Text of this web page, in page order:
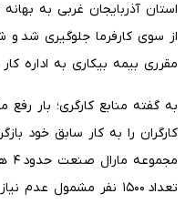
استان آذربایجان غربی به
از سوی کارفرما جلوگیری شد و
مقرری بیمه بیکاری به اداره
به گفته منابع کارگری؛ بار رفع
کارگران را به کار سابق خود
تعداد ۱۵۰۰ نفر مشمول